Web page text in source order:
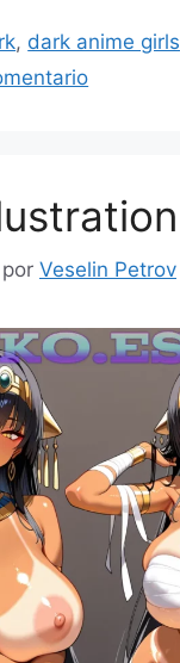
, dark anime girls
por Veselin Petrov